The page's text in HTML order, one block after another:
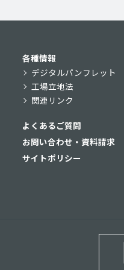
各種情報
デジタルパンフレット
工場立地法
関連リンク
よくあるご質問
お問い合わせ・資料請求
サイトポリシー